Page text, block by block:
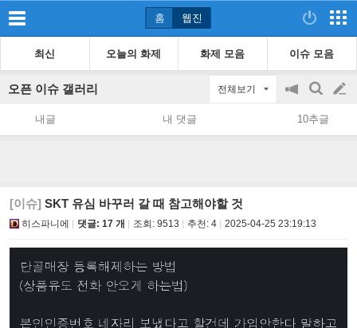
홈 웹진
최신 오늘의 화제 화제 모음 이슈 모음
오픈 이슈 갤러리 전체보기
공
지
on/off
검
색
글
쓰
내글 내 댓글 10추글
[이슈] SKT 유심 바꾸러 갈 때 참고해야할 것
히스파니에 댓글: 17 개 조회: 9513 추천: 4 2025-04-25 23:19:13